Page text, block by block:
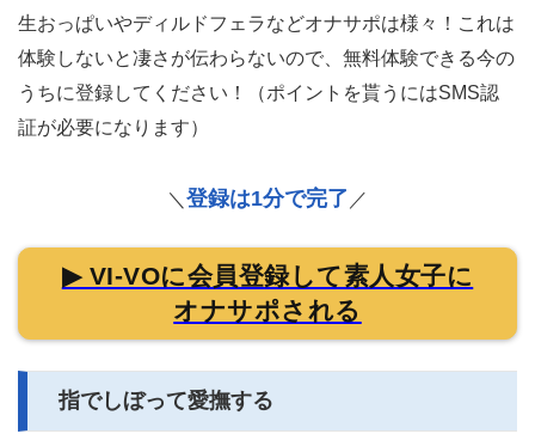
生おっぱいやディルドフェラなどオナサポは様々！これは
体験しないと凄さが伝わらないので、無料体験できる今の
うちに登録してください！（ポイントを貰うにはSMS認
証が必要になります）
＼ 登録は1分で完了 ／
▶ VI-VOに会員登録して素人女子に
オナサポされる
指でしぼって愛撫する